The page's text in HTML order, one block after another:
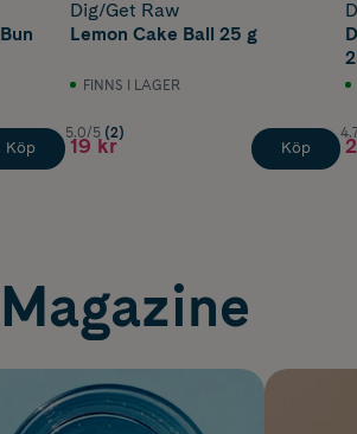
Köp
Dig/Get Raw
Lemon Cake Ball 25 g
FINNS I LAGER
5.0/5 (2)
19 kr Köp